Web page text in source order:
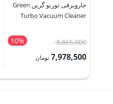
جاروبرقی توربو گرین Green
Turbo Vacuum Cleaner
10% 8,865,000قیمت
اصلی:
بود.
7,978,500 تومان